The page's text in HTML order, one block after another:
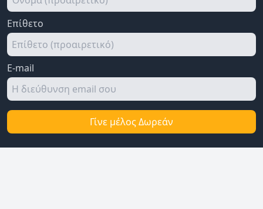
Επίθετο
E-mail
Γίνε μέλος Δωρεάν